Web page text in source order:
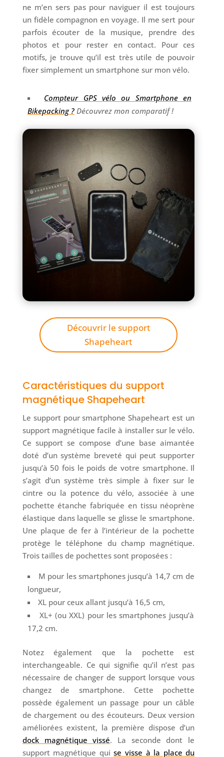
ne m’en sers pas pour naviguer il est toujours
un fidèle compagnon en voyage. Il me sert pour
parfois écouter de la musique, prendre des
photos et pour rester en contact. Pour ces
motifs, je trouve qu’il est très utile de pouvoir
fixer simplement un smartphone sur mon vélo.
Compteur GPS vélo ou Smartphone en
Bikepacking ?Découvrez mon comparatif !
Découvrir le support
Shapeheart
Caractéristiques du support
magnétique Shapeheart
Le support pour smartphone Shapeheart est un
support magnétique facile à installer sur le vélo.
Ce support se compose d’une base aimantée
doté d’un système breveté qui peut supporter
jusqu’à 50 fois le poids de votre smartphone. Il
s’agit d’un système très simple à fixer sur le
cintre ou la potence du vélo, associée à une
pochette étanche fabriquée en tissu néoprène
élastique dans laquelle se glisse le smartphone.
Une plaque de fer à l’intérieur de la pochette
protège le téléphone du champ magnétique.
Trois tailles de pochettes sont proposées :
M pour les smartphones jusqu’à 14,7 cm de
longueur,
XL pour ceux allant jusqu’à 16,5 cm,
XL+ (ou XXL) pour les smartphones jusqu’à
17,2 cm.
Notez également que la pochette est
interchangeable. Ce qui signifie qu’il n’est pas
nécessaire de changer de support lorsque vous
changez de smartphone. Cette pochette
possède également un passage pour un câble
de chargement ou des écouteurs. Deux version
améliorées existent, la première dispose d’un
dock magnétique vissé. La seconde dont le
support magnétique quise visse à la place du